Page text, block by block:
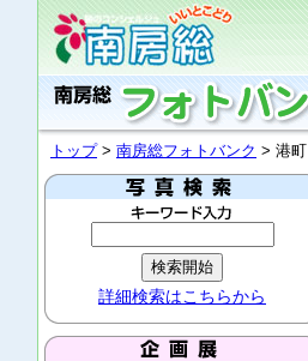
トップ> 南房総フォトバンク > 港町
詳細検索はこちらから